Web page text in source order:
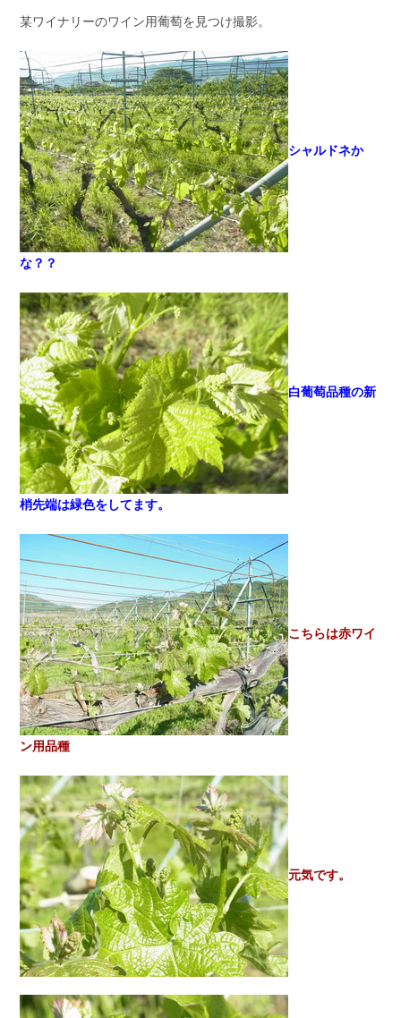
某ワイナリーのワイン用葡萄を見つけ撮影。
シャルドネか
な？？
白葡萄品種の新
梢先端は緑色をしてます。
こちらは赤ワイ
ン用品種
元気です。